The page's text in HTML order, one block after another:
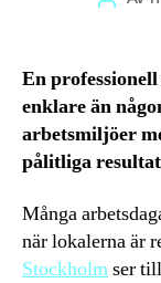
En
enklare än
arbetsmiljöer
pålitliga
Många
när lokalerna är
Stockholmser